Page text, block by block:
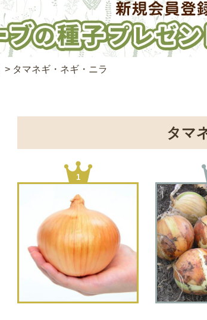
> タマネギ・ネギ・ニラ
タマ
1